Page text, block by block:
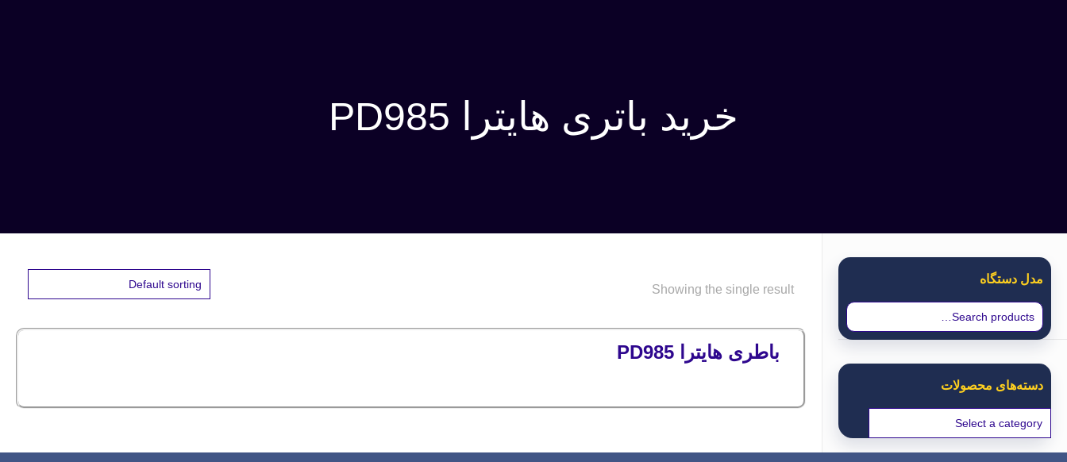
خرید باتری هایترا PD985
Showing the single result
باطری هایترا PD985
مدل دستگاه
دسته‌های محصولات